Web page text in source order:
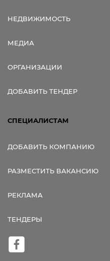
НЕДВИЖИМОСТЬ
МЕДИА
ОРГАНИЗАЦИИ
ДОБАВИТЬ ТЕНДЕР
СПЕЦИАЛИСТАМ
ДОБАВИТЬ КОМПАНИЮ
РАЗМЕСТИТЬ ВАКАНСИЮ
РЕКЛАМА
ТЕНДЕРЫ